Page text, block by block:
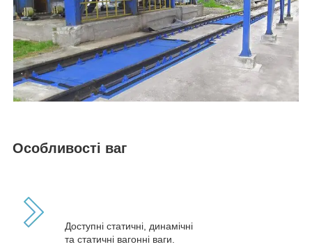
Особливості ваг
Доступні статичні, динамічні
та статичні вагонні ваги.